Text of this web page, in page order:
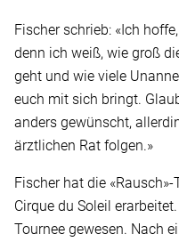
Fischer schrieb: «Ich
denn ich weiß, wie groß
geht und wie viele
euch mit sich bringt.
anders gewünscht,
ärztlichen Rat folgen.»
Fischer hat die
Cirque du Soleil
Tournee gewesen. Nach